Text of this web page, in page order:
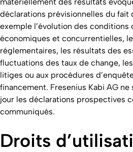
déclarations prévisionnelles du fait
exemple l’évolution des conditions
économiques et concurrentielles,
réglementaires, les résultats des
fluctuations des taux de change,
litiges ou aux procédures
financement. Fresenius Kabi AG ne
jour les déclarations prospectives
communiqués.
Droits